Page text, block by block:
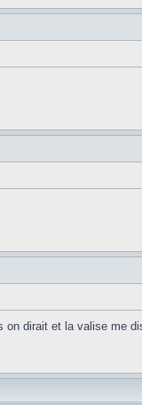
dirait et la valise me